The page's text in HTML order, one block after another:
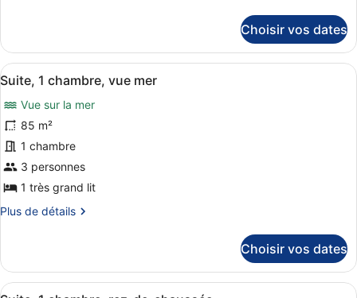
vue
lagon
(Balcony)
le
type
de
chambre
Suite,
chambre,
vue
lagon
(Balcony)
Choisir vos dates
Afficher
toutes
les
photos
pour
ce
type
chambre :
chambre,
vue
Une chambre d’hôtel avec un lit,
9
Suite, 1 chambre, vue mer
Vue sur la mer
85 m²
1 chambre
3 personnes
1 très grand lit
Plus de détails
Plus
le
type
Choisir vos dates
Afficher
Une chambre spacieuse avec un